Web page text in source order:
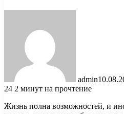
admin
24 2 минут на прочтение
Жизнь полна возможностей, и